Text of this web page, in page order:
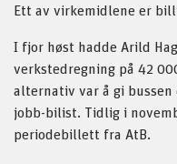
Ett av virkemidlene er
I fjor høst hadde Arild
verkstedregning på 42
alternativ var å gi bussen
jobb-bilist. Tidlig i
periodebillett fra AtB.